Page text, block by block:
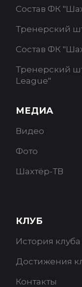
Состав ФК
Тренерский
Состав ФК
Тренерский
League"
МЕДИА
Видео
Фото
Шахтёр-ТВ
КЛУБ
История клуба
Достижения
Контакты